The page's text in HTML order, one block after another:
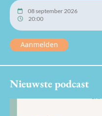
08 september 2026
20:00
Aanmelden
Nieuwste podcast